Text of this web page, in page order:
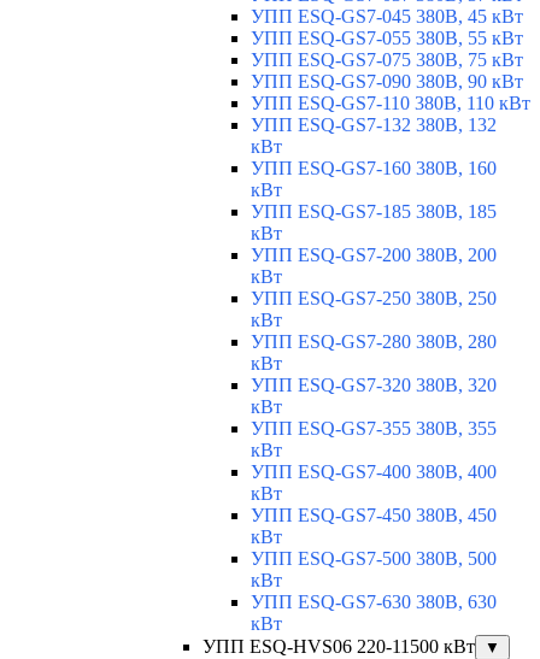
УПП ESQ-GS7-045 380В, 45 кВт
УПП ESQ-GS7-055 380В, 55 кВт
УПП ESQ-GS7-075 380В, 75 кВт
УПП ESQ-GS7-090 380В, 90 кВт
УПП ESQ-GS7-110 380В, 110 кВт
УПП ESQ-GS7-132 380В, 132
кВт
УПП ESQ-GS7-160 380В, 160
кВт
УПП ESQ-GS7-185 380В, 185
кВт
УПП ESQ-GS7-200 380В, 200
кВт
УПП ESQ-GS7-250 380В, 250
кВт
УПП ESQ-GS7-280 380В, 280
кВт
УПП ESQ-GS7-320 380В, 320
кВт
УПП ESQ-GS7-355 380В, 355
кВт
УПП ESQ-GS7-400 380В, 400
кВт
УПП ESQ-GS7-450 380В, 450
кВт
УПП ESQ-GS7-500 380В, 500
кВт
УПП ESQ-GS7-630 380В, 630
кВт
УПП ESQ-HVS06 220-11500 кВт
▼